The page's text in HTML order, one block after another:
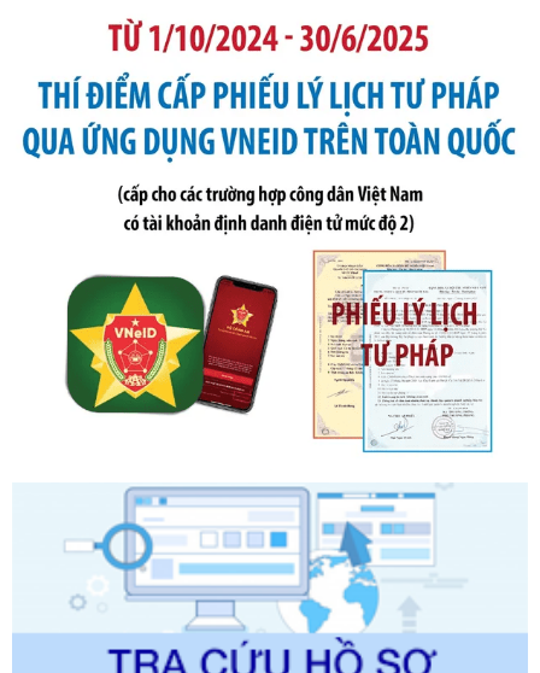
bỏ Thông tư số 87/2019/TT- BТC ngày 19 tháng 12 năm
2019 của Bộ trưởng Bộ Tài chính hướng dẫn thực hiện xử
phạt vi phạm hành chính trong lĩnh vực kho bạc nhà nước
Ngày ban hành: 21/07/2026
Số kí hiệu:291/2026/NĐ-CP
Tên: Nghị định số 291/2026/NĐ-CP của Chính phủ: Sửa
đổi, bổ sung một số điều của Nghị định số 125/2020/NĐ-СР
ngày 19 tháng 10 năm 2020 của Chính phủ quy định xử
phạt vi phạm hành chính về thuế, hóa đơn được sửa đổi, bổ
sung bởi Nghị định số 102/2021/NĐ-CP
Ngày ban hành: 20/07/2026
Số kí hiệu:2303/QĐ-UBND
Tên: Quyết định công bố Danh mục thủ tục hành chính mới
ban hành, được sửa đổi, bổ sung, bị bãi bỏ và phê duyệt
Quy trình nội bộ, quy trình điện tử giải quyết thủ tục hành
chính trong một số lĩnh vực thuộc phạm vi chức năng quản
Số kí hiệu:2304/QĐ-UBND
Tên: Quyết định công bố Danh mục thủ tục hành chính
được sửa đổi, bổ sung và phê duyệt Quy trình nội bộ, quy
trình điện tử giải quyết thủ tục hành chính trong lĩnh vực Du
lịch thuộc phạm vi chức năng quản lý của Sở Văn hóa, Thể
thao và Du lịch
Ngày ban hành: 01/06/2026